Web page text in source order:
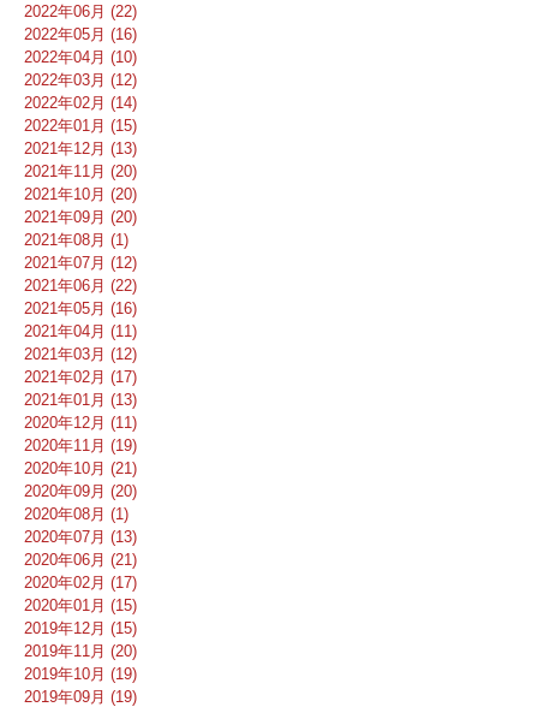
2022年06月 (22)
2022年05月 (16)
2022年04月 (10)
2022年03月 (12)
2022年02月 (14)
2022年01月 (15)
2021年12月 (13)
2021年11月 (20)
2021年10月 (20)
2021年09月 (20)
2021年08月 (1)
2021年07月 (12)
2021年06月 (22)
2021年05月 (16)
2021年04月 (11)
2021年03月 (12)
2021年02月 (17)
2021年01月 (13)
2020年12月 (11)
2020年11月 (19)
2020年10月 (21)
2020年09月 (20)
2020年08月 (1)
2020年07月 (13)
2020年06月 (21)
2020年02月 (17)
2020年01月 (15)
2019年12月 (15)
2019年11月 (20)
2019年10月 (19)
2019年09月 (19)